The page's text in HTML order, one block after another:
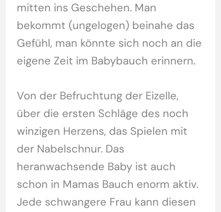
mitten ins Geschehen. Man
bekommt (ungelogen) beinahe das
Gefühl, man könnte sich noch an die
eigene Zeit im Babybauch erinnern.
Von der Befruchtung der Eizelle,
über die ersten Schläge des noch
winzigen Herzens, das Spielen mit
der Nabelschnur. Das
heranwachsende Baby ist auch
schon in Mamas Bauch enorm aktiv.
Jede schwangere Frau kann diesen